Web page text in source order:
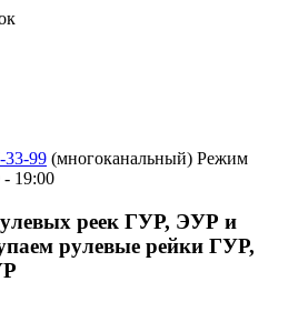
33-99 (многоканальный) Режим
19:00
реек ГУР, ЭУР и
рулевые рейки ГУР,